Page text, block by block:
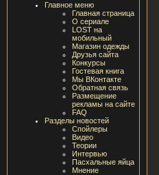
Главное меню
Главная страница
О сериале
LOST на
мобильный
Магазин одежды
Друзья сайта
Конкурсы
Гостевая книга
Мы ВКонтакте
Обратная связь
Размещение
рекламы на сайте
FAQ
Разделы новостей
Спойлеры
Видео
Теории
Интервью
Пасхальные яйца
Мнение